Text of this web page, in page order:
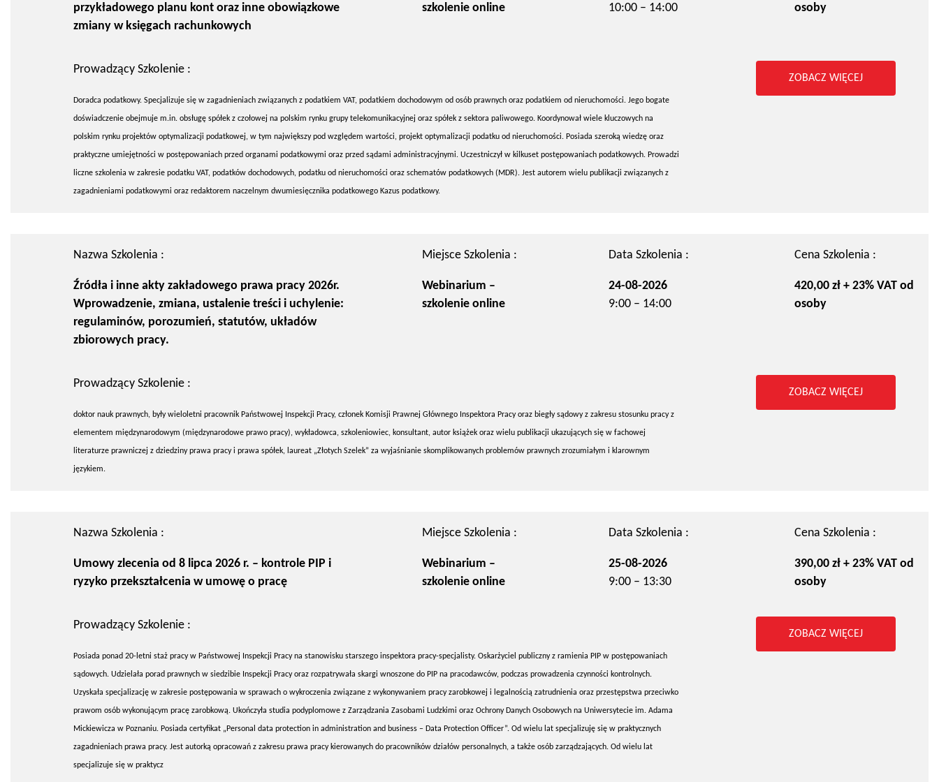
przykładowego planu kont oraz inne obowiązkowe
zmiany w księgach rachunkowych
szkolenie online
10:00 – 14:00
osoby
Prowadzący Szkolenie :
Doradca podatkowy. Specjalizuje się w zagadnieniach związanych z podatkiem VAT, podatkiem dochodowym od osób prawnych oraz podatkiem od nieruchomości. Jego bogate
doświadczenie obejmuje m.in. obsługę spółek z czołowej na polskim rynku grupy telekomunikacyjnej oraz spółek z sektora paliwowego. Koordynował wiele kluczowych na
polskim rynku projektów optymalizacji podatkowej, w tym największy pod względem wartości, projekt optymalizacji podatku od nieruchomości. Posiada szeroką wiedzę oraz
praktyczne umiejętności w postępowaniach przed organami podatkowymi oraz przed sądami administracyjnymi. Uczestniczył w kilkuset postępowaniach podatkowych. Prowadzi
liczne szkolenia w zakresie podatku VAT, podatków dochodowych, podatku od nieruchomości oraz schematów podatkowych (MDR). Jest autorem wielu publikacji związanych z
zagadnieniami podatkowymi oraz redaktorem naczelnym dwumiesięcznika podatkowego Kazus podatkowy.
ZOBACZ WIĘCEJ
Nazwa Szkolenia :
Źródła i inne akty zakładowego prawa pracy 2026r.
Wprowadzenie, zmiana, ustalenie treści i uchylenie:
regulaminów, porozumień, statutów, układów
zbiorowych pracy.
Miejsce Szkolenia :
Webinarium –
szkolenie online
Data Szkolenia :
24-08-2026
9:00 – 14:00
Cena Szkolenia :
420,00 zł + 23% VAT od
osoby
Prowadzący Szkolenie :
doktor nauk prawnych, były wieloletni pracownik Państwowej Inspekcji Pracy, członek Komisji Prawnej Głównego Inspektora Pracy oraz biegły sądowy z zakresu stosunku pracy z
elementem międzynarodowym (międzynarodowe prawo pracy), wykładowca, szkoleniowiec, konsultant, autor książek oraz wielu publikacji ukazujących się w fachowej
literaturze prawniczej z dziedziny prawa pracy i prawa spółek, laureat „Złotych Szelek” za wyjaśnianie skomplikowanych problemów prawnych zrozumiałym i klarownym
językiem.
ZOBACZ WIĘCEJ
Nazwa Szkolenia :
Umowy zlecenia od 8 lipca 2026 r. – kontrole PIP i
ryzyko przekształcenia w umowę o pracę
Miejsce Szkolenia :
Webinarium –
szkolenie online
Data Szkolenia :
25-08-2026
9:00 – 13:30
Cena Szkolenia :
390,00 zł + 23% VAT od
osoby
Prowadzący Szkolenie :
Posiada ponad 20-letni staż pracy w Państwowej Inspekcji Pracy na stanowisku starszego inspektora pracy-specjalisty. Oskarżyciel publiczny z ramienia PIP w postępowaniach
sądowych. Udzielała porad prawnych w siedzibie Inspekcji Pracy oraz rozpatrywała skargi wnoszone do PIP na pracodawców, podczas prowadzenia czynności kontrolnych.
Uzyskała specjalizację w zakresie postępowania w sprawach o wykroczenia związane z wykonywaniem pracy zarobkowej i legalnością zatrudnienia oraz przestępstwa przeciwko
prawom osób wykonującym pracę zarobkową. Ukończyła studia podyplomowe z Zarządzania Zasobami Ludzkimi oraz Ochrony Danych Osobowych na Uniwersytecie im. Adama
Mickiewicza w Poznaniu. Posiada certyfikat „Personal data protection in administration and business – Data Protection Officer”. Od wielu lat specjalizuję się w praktycznych
zagadnieniach prawa pracy. Jest autorką opracowań z zakresu prawa pracy kierowanych do pracowników działów personalnych, a także osób zarządzających. Od wielu lat
specjalizuje się w praktycz
ZOBACZ WIĘCEJ